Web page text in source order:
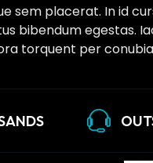
sem placerat. In id
bibendum egestas.
torquent per